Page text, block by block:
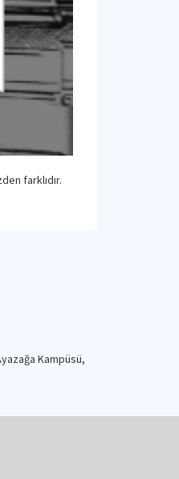
farklıdır.
Kampüsü,